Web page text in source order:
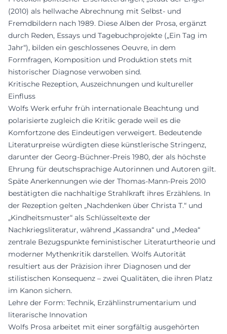
(2010) als hellwache Abrechnung mit Selbst- und
Fremdbildern nach 1989. Diese Alben der Prosa, ergänzt
durch Reden, Essays und Tagebuchprojekte („Ein Tag im
Jahr“), bilden ein geschlossenes Oeuvre, in dem
Formfragen, Komposition und Produktion stets mit
historischer Diagnose verwoben sind.
Kritische Rezeption, Auszeichnungen und kultureller
Einfluss
Wolfs Werk erfuhr früh internationale Beachtung und
polarisierte zugleich die Kritik: gerade weil es die
Komfortzone des Eindeutigen verweigert. Bedeutende
Literaturpreise würdigten diese künstlerische Stringenz,
darunter der Georg-Büchner-Preis 1980, der als höchste
Ehrung für deutschsprachige Autorinnen und Autoren gilt.
Späte Anerkennungen wie der Thomas-Mann-Preis 2010
bestätigten die nachhaltige Strahlkraft ihres Erzählens. In
der Rezeption gelten „Nachdenken über Christa T.“ und
„Kindheitsmuster“ als Schlüsseltexte der
Nachkriegsliteratur, während „Kassandra“ und „Medea“
zentrale Bezugspunkte feministischer Literaturtheorie und
moderner Mythenkritik darstellen. Wolfs Autorität
resultiert aus der Präzision ihrer Diagnosen und der
stilistischen Konsequenz – zwei Qualitäten, die ihren Platz
im Kanon sichern.
Lehre der Form: Technik, Erzählinstrumentarium und
literarische Innovation
Wolfs Prosa arbeitet mit einer sorgfältig ausgehörten